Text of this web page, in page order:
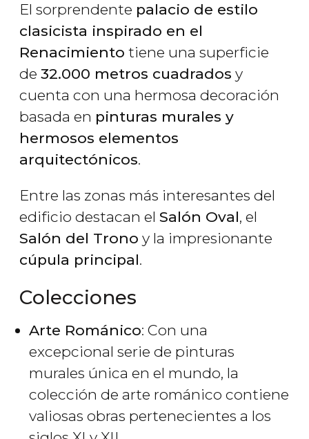
El sorprendente palacio de estilo
clasicista inspirado en el
Renacimiento tiene una superficie
de 32.000 metros cuadrados y
cuenta con una hermosa decoración
basada en pinturas murales y
hermosos elementos
arquitectónicos.
Entre las zonas más interesantes del
edificio destacan el Salón Oval, el
Salón del Trono y la impresionante
cúpula principal.
Colecciones
Arte Románico: Con una
excepcional serie de pinturas
murales única en el mundo, la
colección de arte románico contiene
valiosas obras pertenecientes a los